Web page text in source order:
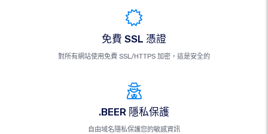
免費 SSL 憑證
對所有網站使用免費 SSL/HTTPS 加密，這是安全的
.BEER 隱私保護
自由域名隱私保護您的敏感資訊